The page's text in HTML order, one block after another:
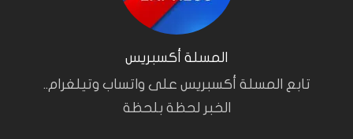
المسلة أكسبريس
تابع المسلة أكسبريس على واتساب وتيلغرام..
الخبر لحظة بلحظة